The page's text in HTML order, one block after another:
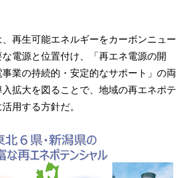
再生可能エネルギーをカーボンニュー
な電源と位置付け、「再エネ電源の開
業の持続的・安定的なサポート」の両
拡大を図ることで、地域の再エネポテ
用する方針だ。